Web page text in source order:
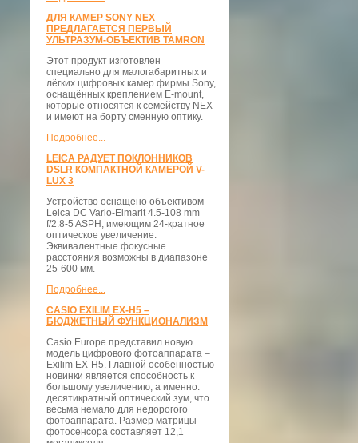
ДЛЯ КАМЕР SONY NEX
ПРЕДЛАГАЕТСЯ ПЕРВЫЙ
УЛЬТРАЗУМ-ОБЪЕКТИВ TAMRON
Этот продукт изготовлен
специально для малогабаритных и
лёгких цифровых камер фирмы Sony,
оснащённых креплением E-mount,
которые относятся к семейству NEX
и имеют на борту сменную оптику.
Подробнее...
LEICA РАДУЕТ ПОКЛОННИКОВ
DSLR КОМПАКТНОЙ КАМЕРОЙ V-
LUX 3
Устройство оснащено объективом
Leica DC Vario-Elmarit 4.5-108 mm
f/2.8-5 ASPH, имеющим 24-кратное
оптическое увеличение.
Эквивалентные фокусные
расстояния возможны в диапазоне
25-600 мм.
Подробнее...
CASIO EXILIM EX-H5 –
БЮДЖЕТНЫЙ ФУНКЦИОНАЛИЗМ
Casio Europe представил новую
модель цифрового фотоаппарата –
Exilim EX-H5. Главной особенностью
новинки является способность к
большому увеличению, а именно:
десятикратный оптический зум, что
весьма немало для недорогого
фотоаппарата. Размер матрицы
фотосенсора составляет 12,1